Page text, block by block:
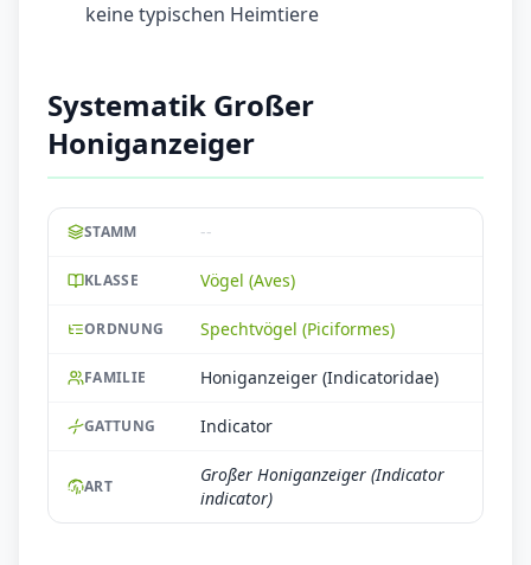
keine typischen Heimtiere
Systematik Großer
Honiganzeiger
STAMM --
KLASSE Vögel (Aves)
ORDNUNG Spechtvögel (Piciformes)
FAMILIE Honiganzeiger (Indicatoridae)
GATTUNG Indicator
ART
Großer Honiganzeiger (Indicator
indicator)